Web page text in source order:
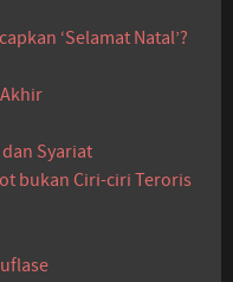
‘Selamat Natal’?
Syariat
bukan Ciri-ciri Teroris